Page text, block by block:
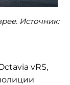
Источник:
vRS,